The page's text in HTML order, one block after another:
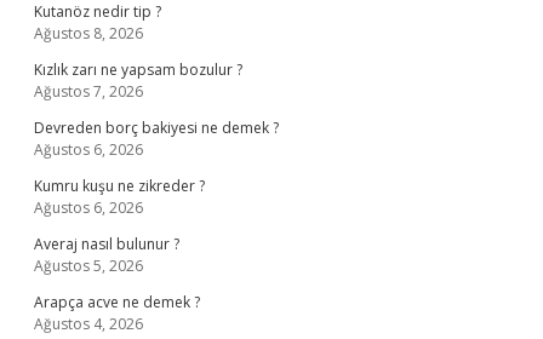
Kutanöz nedir tip ?
Ağustos 8, 2026
Kızlık zarı ne yapsam bozulur ?
Ağustos 7, 2026
Devreden borç bakiyesi ne demek ?
Ağustos 6, 2026
Kumru kuşu ne zikreder ?
Ağustos 6, 2026
Averaj nasıl bulunur ?
Ağustos 5, 2026
Arapça acve ne demek ?
Ağustos 4, 2026